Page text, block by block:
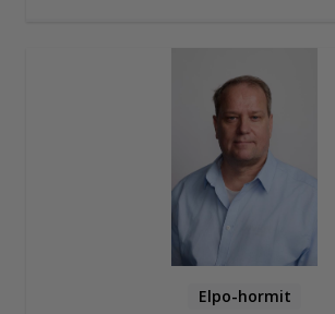
Elpo-hormit